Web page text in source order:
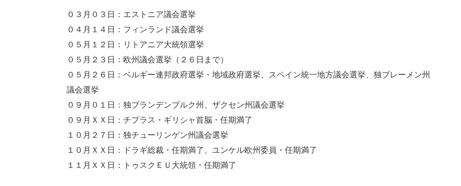
０３月０３日：エストニア議会選挙
０４月１４日：フィンランド議会選挙
０５月１２日：リトアニア大統領選挙
０５月２３日：欧州議会選挙（２６日まで）
０５月２６日：ベルギー連邦政府選挙・地域政府選挙、スペイン統一地方議会選挙、独ブレーメン州
議会選挙
０９月０１日：独ブランデンブルク州、ザクセン州議会選挙
０９月ＸＸ日：チプラス・ギリシャ首脳・任期満了
１０月２７日：独チューリンゲン州議会選挙
１０月ＸＸ日：ドラギ総裁・任期満了、ユンケル欧州委員・任期満了
１１月ＸＸ日：トゥスクＥＵ大統領・任期満了